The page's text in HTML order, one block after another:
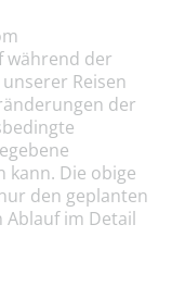
während der
Reisen
der
kann. Die obige
den geplanten
Ablauf im Detail